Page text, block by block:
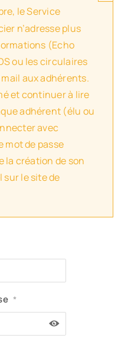
le Service
n’adresse plus
(Echo
ou les circulaires
aux adhérents.
et continuer à lire
adhérent (élu ou
avec
mot de passe
la création de son
le site de
*